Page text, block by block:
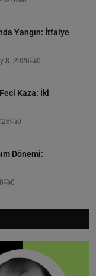
Yangın: İtfaiye
8, 2026 0
Kaza: İki
0
Dönemi:
0